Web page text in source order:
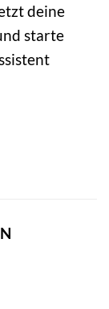
deine
starte